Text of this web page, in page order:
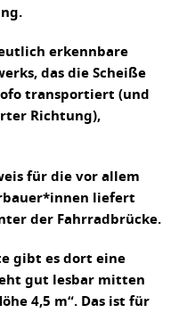
erkennbare
das die Scheiße
transportiert (und
Richtung),
für die vor allem
liefert
der Fahrradbrücke.
gibt es dort eine
gut lesbar mitten
4,5 m“. Das ist für